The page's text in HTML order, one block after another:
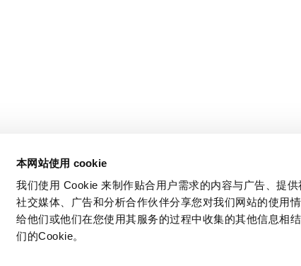
本网站使用 cookie
我们使用 Cookie 来制作贴合用户需求的内容与广告、提
社交媒体、广告和分析合作伙伴分享您对我们网站的使用
给他们或他们在您使用其服务的过程中收集的其他信息相
们的Cookie。